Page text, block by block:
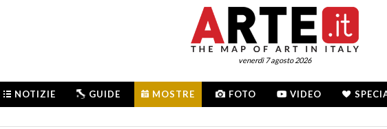
venerdì 7 agosto 2026
NOTIZIE GUIDE MOSTRE FOTO VIDEO